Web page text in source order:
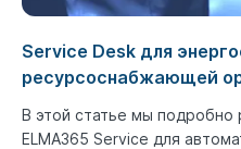
Service Desk для
ресурсоснабжающей
В этой статье мы
ELMA365 Service для